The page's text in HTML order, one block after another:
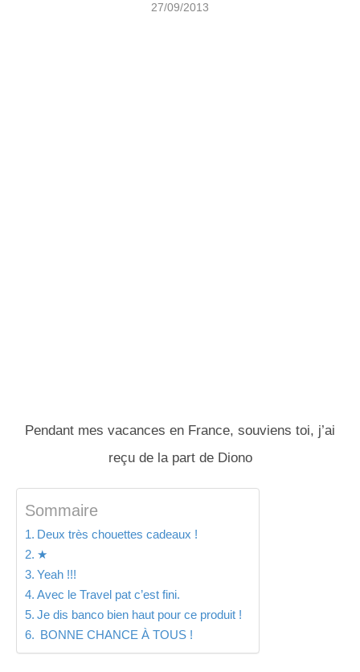
27/09/2013
Pendant mes vacances en France, souviens toi, j’ai
reçu de la part de Diono
Sommaire
Deux très chouettes cadeaux !
★
Yeah !!!
Avec le Travel pat c’est fini.
Je dis banco bien haut pour ce produit !
BONNE CHANCE À TOUS !